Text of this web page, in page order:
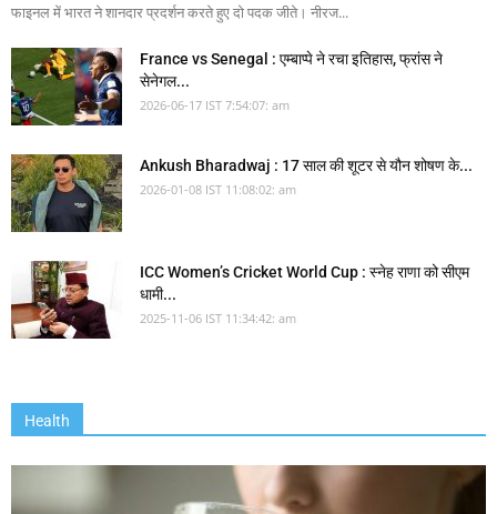
फाइनल में भारत ने शानदार प्रदर्शन करते हुए दो पदक जीते। नीरज...
France vs Senegal : एम्बाप्पे ने रचा इतिहास, फ्रांस ने
सेनेगल...
2026-06-17 IST 7:54:07: am
Ankush Bharadwaj : 17 साल की शूटर से यौन शोषण के...
2026-01-08 IST 11:08:02: am
ICC Women’s Cricket World Cup : स्नेह राणा को सीएम
धामी...
2025-11-06 IST 11:34:42: am
Health